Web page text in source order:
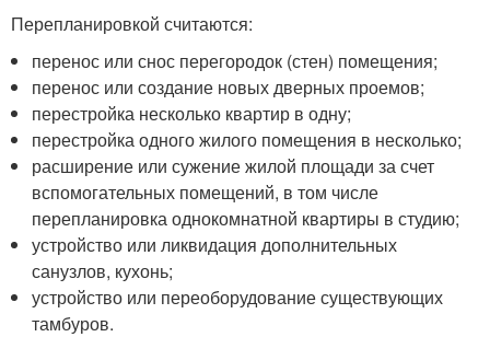
Перепланировкой считаются:
перенос или снос перегородок (стен) помещения;
перенос или создание новых дверных проемов;
перестройка несколько квартир в одну;
перестройка одного жилого помещения в несколько;
расширение или сужение жилой площади за счет
вспомогательных помещений, в том числе
перепланировка однокомнатной квартиры в студию;
устройство или ликвидация дополнительных
санузлов, кухонь;
устройство или переоборудование существующих
тамбуров.